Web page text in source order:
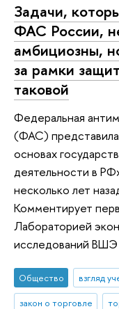
Задачи,
ФАС России,
амбициозны,
за рамки
таковой
Федеральная
(ФАС)
основах
деятельности в
несколько лет
Комментирует
Лабораторией
исследований ВШЭ
Общество взгляд
закон о торговле